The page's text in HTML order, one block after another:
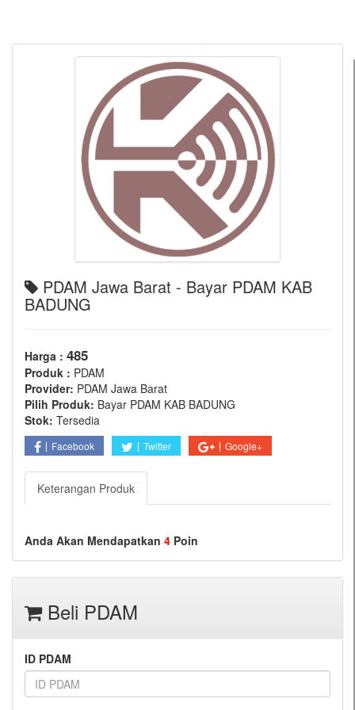
PDAM Jawa Barat - Bayar PDAM KAB
BADUNG
Harga : 485
Produk : PDAM
Provider: PDAM Jawa Barat
Pilih Produk: Bayar PDAM KAB BADUNG
Stok: Tersedia
Facebook Twitter Google+
Keterangan Produk
Anda Akan Mendapatkan 4 Poin
Beli PDAM
ID PDAM